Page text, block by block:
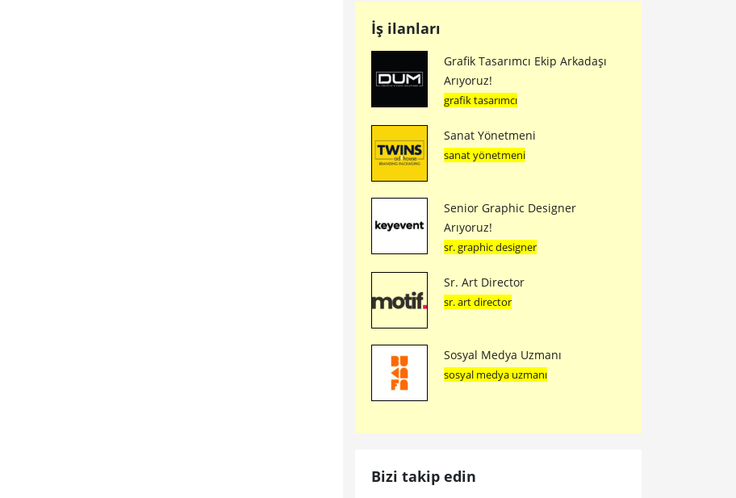
İş ilanları
Grafik Tasarımcı Ekip Arkadaşı
Arıyoruz!
grafik tasarımcı
Sanat Yönetmeni
sanat yönetmeni
Senior Graphic Designer
Arıyoruz!
sr. graphic designer
Sr. Art Director
sr. art director
Sosyal Medya Uzmanı
sosyal medya uzmanı
Bizi takip edin